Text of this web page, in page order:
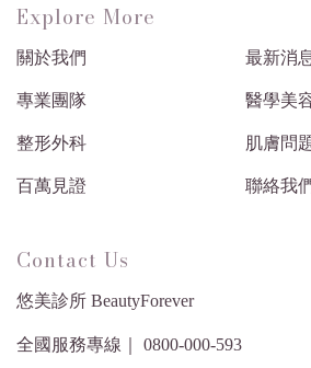
Explore More
關於我們 最新消
專業團隊 醫學美
整形外科 肌膚問
百萬見證 聯絡我
Contact Us
悠美診所 BeautyForever
全國服務專線｜ 0800-000-593